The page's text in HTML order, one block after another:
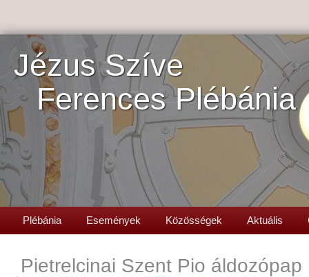
Jézus Szíve
Ferences Plébánia
Plébánia Események Közösségek Aktuális
Pietrelcinai Szent Pio áldozópap